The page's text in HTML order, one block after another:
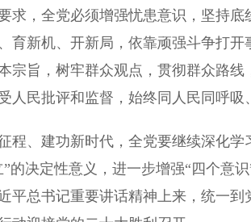
求，全党必须增强忧患意识，坚持
育新机、开新局，依靠顽强斗争打
宗旨，树牢群众观点，贯彻群众路
人民批评和监督，始终同人民同呼吸
、建功新时代，全党要继续深化学
的决定性意义，进一步增强“四个意
平总书记重要讲话精神上来，统一